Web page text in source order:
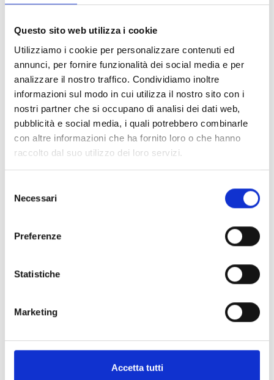
Questo sito web utilizza i cookie
Utilizziamo i cookie per personalizzare contenuti ed
annunci, per fornire funzionalità dei social media e per
analizzare il nostro traffico. Condividiamo inoltre
informazioni sul modo in cui utilizza il nostro sito con i
nostri partner che si occupano di analisi dei dati web,
pubblicità e social media, i quali potrebbero combinarle
con altre informazioni che ha fornito loro o che hanno
raccolto dal suo utilizzo dei loro servizi.
delNecessari
Preferenze
Statistiche
Marketing
Accetta tutti
CHAUMET
con diamanti e perla akoya - 083456 - 083456